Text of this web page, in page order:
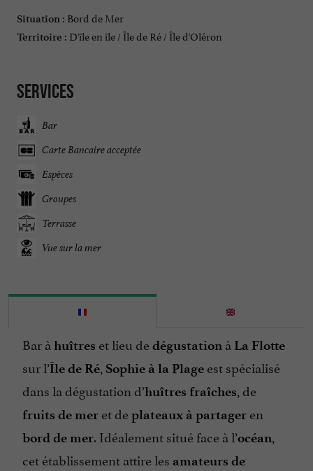
Situation : Bord de Mer
Territoire : D'île en île / Île de Ré / Île d'Oléron
Services
Bar
Carte Bancaire acceptée
Espèces
Groupes
Terrasse
Vue sur la mer
Bar à huîtres et lieu dedégustation à La Flotte
sur l’Île de Ré, Sophie à la Plage est spécialisé
dans la dégustation d’huîtres fraîches, de
fruits de mer et deplateaux à partager en
bord de mer. Idéalement situé face à l’océan,
cet établissement attire les amateurs de